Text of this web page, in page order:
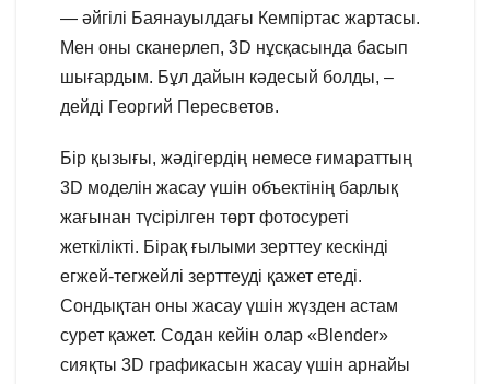
— әйгілі Баянауылдағы Кемпіртас жартасы.
Мен оны сканерлеп, 3D нұсқасында басып
шығардым. Бұл дайын кәдесый болды, –
дейді Георгий Пересветов.
Бір қызығы, жәдігердің немесе ғимараттың
3D моделін жасау үшін объектінің барлық
жағынан түсірілген төрт фотосуреті
жеткілікті. Бірақ ғылыми зерттеу кескінді
егжей-тегжейлі зерттеуді қажет етеді.
Сондықтан оны жасау үшін жүзден астам
сурет қажет. Содан кейін олар «Blender»
сияқты 3D графикасын жасау үшін арнайы